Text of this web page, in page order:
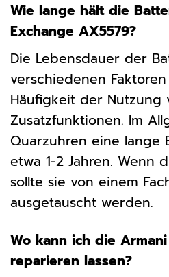
Wie lange hält die
Exchange AX5579?
Die Lebensdauer der
verschiedenen
Häufigkeit der Nutzung
Zusatzfunktionen. Im
Quarzuhren eine lange
etwa 1-2 Jahren. Wenn
sollte sie von einem
ausgetauscht werden.
Wo kann ich die
reparieren lassen?